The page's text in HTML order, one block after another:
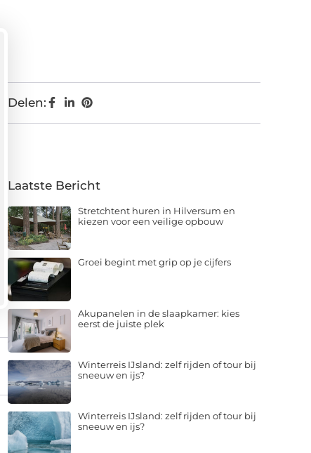
Delen:
Laatste Bericht
Stretchtent huren in Hilversum en
kiezen voor een veilige opbouw
Groei begint met grip op je cijfers
Akupanelen in de slaapkamer: kies
eerst de juiste plek
Winterreis IJsland: zelf rijden of tour bij
sneeuw en ijs?
Winterreis IJsland: zelf rijden of tour bij
sneeuw en ijs?